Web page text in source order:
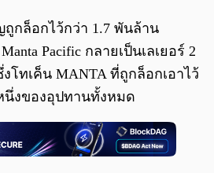
กล็อกไว้กว่า 1.7 พันล้าน
Pacific กลายเป็นเลเยอร์ 2
ทเค็น MANTA ที่ถูกล็อกเอาไว้
นึ่งของอุปทานทั้งหมด